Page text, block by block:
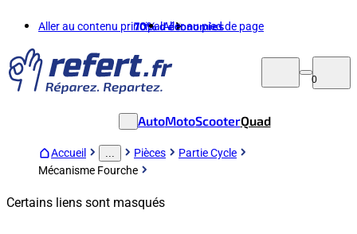
Aller au contenu principalAller au pied de page
70%d'économies
0
AutoMotoScooterQuad
Accueil Pièces
Partie Cycle
Mécanisme Fourche
Certains liens sont masqués